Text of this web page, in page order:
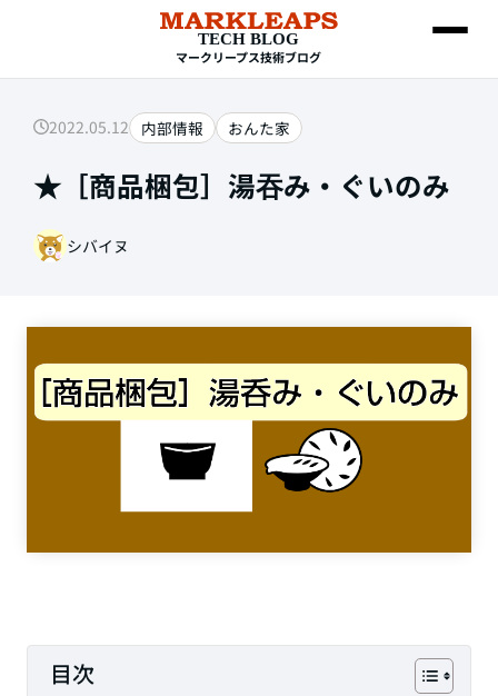
TECH BLOG
マークリープス技術ブログ
SEARCH
Web制作
CMS
2022.05.12 内部情報 おんた家
★［商品梱包］湯吞み・ぐいのみ
シバイヌ
目次